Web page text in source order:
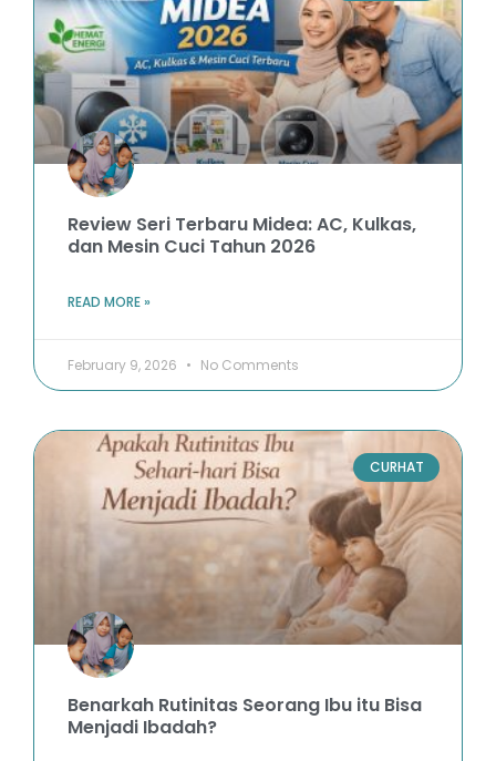
Review Seri Terbaru Midea: AC, Kulkas,
dan Mesin Cuci Tahun 2026
READ MORE »
February 9, 2026 No Comments
CURHAT
Benarkah Rutinitas Seorang Ibu itu Bisa
Menjadi Ibadah?